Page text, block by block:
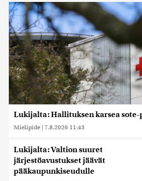
Lukijalta: Hallituksen karsea
Mielipide | 7.8.2026 11:43
Lukijalta: Valtion suuret
järjestöavustukset jäävät
pääkaupunkiseudulle